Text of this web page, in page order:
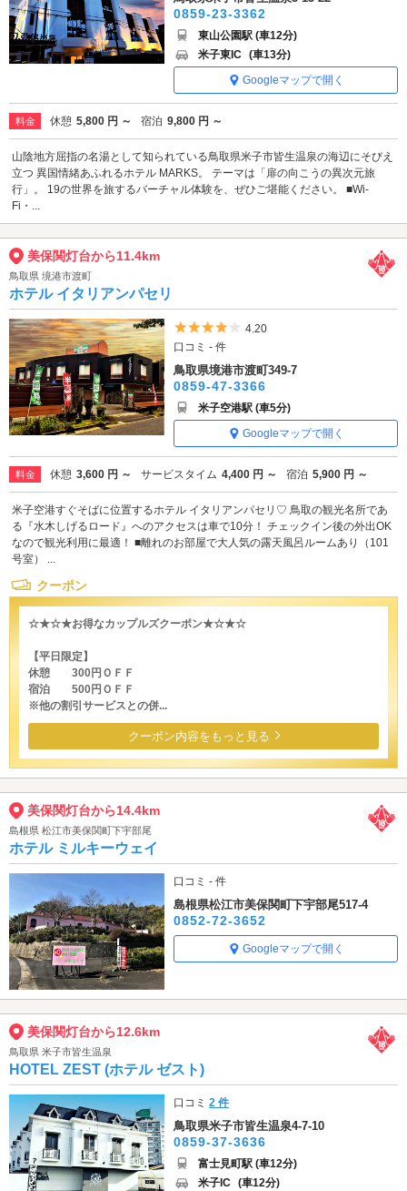
0859-23-3362
東山公園駅 (車12分)
米子東IC (車13分)
Googleマップで開く
料金 休憩 5,800 円 ～ 宿泊 9,800 円 ～
山陰地方屈指の名湯として知られている鳥取県米子市皆生温泉の海辺にそびえ
立つ 異国情緒あふれるホテル MARKS。 テーマは「扉の向こうの異次元旅
行」。 19の世界を旅するバーチャル体験を、ぜひご堪能ください。 ■Wi-
Fi・...
美保関灯台から11.4km
鳥取県 境港市渡町
ホテル イタリアンパセリ
5つ星のうち4
4.20
口コミ - 件
鳥取県境港市渡町349-7
0859-47-3366
米子空港駅 (車5分)
Googleマップで開く
料金 休憩 3,600 円 ～ サービスタイム 4,400 円 ～ 宿泊 5,900 円 ～
米子空港すぐそばに位置するホテル イタリアンパセリ♡ 鳥取の観光名所であ
る『水木しげるロード』へのアクセスは車で10分！ チェックイン後の外出OK
なので観光利用に最適！ ■離れのお部屋で大人気の露天風呂ルームあり（101
号室） ...
クーポン
☆★☆★お得なカップルズクーポン★☆★☆
【平日限定】
休憩 300円ＯＦＦ
宿泊 500円ＯＦＦ
※他の割引サービスとの併...
クーポン内容をもっと見る
美保関灯台から14.4km
島根県 松江市美保関町下宇部尾
ホテル ミルキーウェイ
口コミ - 件
島根県松江市美保関町下宇部尾517-4
0852-72-3652
Googleマップで開く
美保関灯台から12.6km
鳥取県 米子市皆生温泉
HOTEL ZEST (ホテル ゼスト)
口コミ2 件
鳥取県米子市皆生温泉4-7-10
0859-37-3636
富士見町駅 (車12分)
米子IC (車12分)